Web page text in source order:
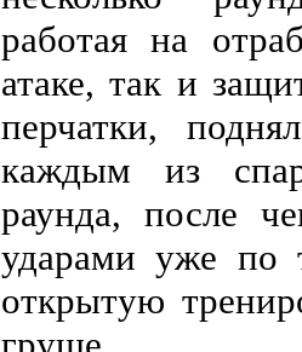
работая на
атаке, так и
перчатки,
каждым из
раунда, после
ударами уже по
открытую